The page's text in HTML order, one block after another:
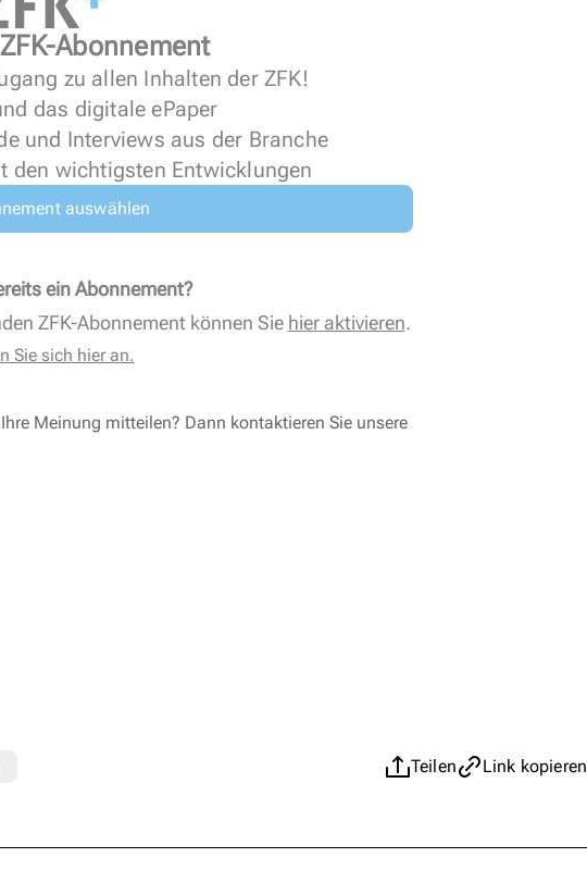
Abonnement
zu allen Inhalten der ZFK!
das digitale ePaper
und Interviews aus der Branche
den wichtigsten Entwicklungen
auswählen
ein Abonnement?
ZFK-Abonnement können Sie hier aktivieren.
Sie sich hier an.
Meinung mitteilen? Dann kontaktieren Sie unsere
Teilen Link kopieren